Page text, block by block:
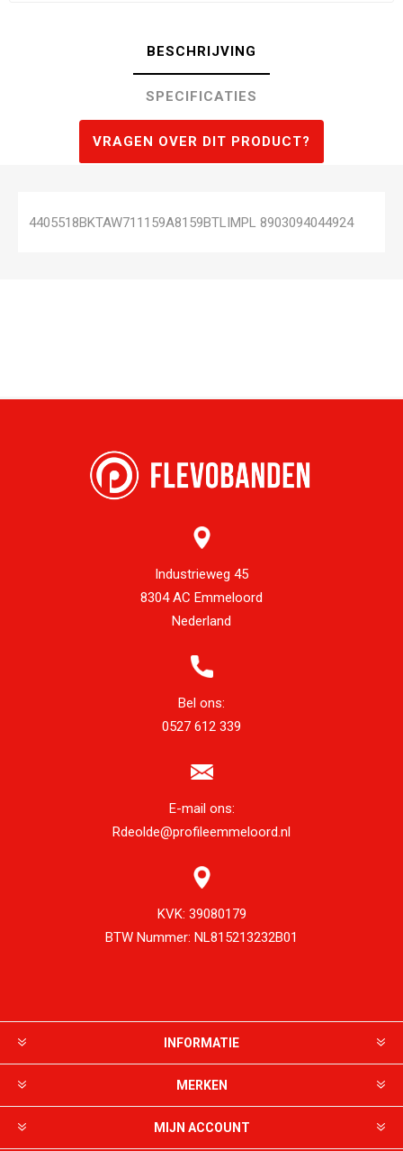
BESCHRIJVING
SPECIFICATIES
VRAGEN OVER DIT PRODUCT?
4405518BKTAW711159A8159BTLIMPL 8903094044924
Industrieweg 45
8304 AC Emmeloord
Nederland
Bel ons:
0527 612 339
E-mail ons:
Rdeolde@profileemmeloord.nl
KVK: 39080179
BTW Nummer: NL815213232B01
INFORMATIE
MERKEN
MIJN ACCOUNT